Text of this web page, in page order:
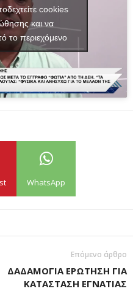
cookies
και να
το περιεχόμενο
WhatsApp
Επόμενο άρθρο
ΔΑΔΑΜΟΓΙΑ ΕΡΩΤΗΣΗ ΓΙΑ
ΚΑΤΑΣΤΑΣΗ ΕΓΝΑΤΙΑΣ